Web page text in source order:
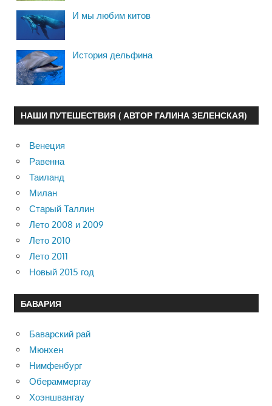
И мы любим китов
История дельфина
НАШИ ПУТЕШЕСТВИЯ ( АВТОР ГАЛИНА ЗЕЛЕНСКАЯ)
Венеция
Равенна
Таиланд
Милан
Старый Таллин
Лето 2008 и 2009
Лето 2010
Лето 2011
Новый 2015 год
БАВАРИЯ
Баварский рай
Мюнхен
Нимфенбург
Обераммергау
Хоэншвангау